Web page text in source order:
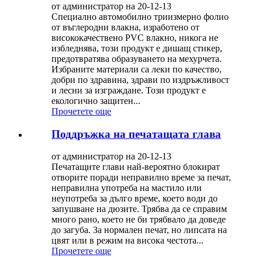
от администратор на 20-12-13
Специално автомобилно триизмерно фолио
от въглеродни влакна, изработено от
висококачествено PVC влакно, никога не
избледнява, този продукт е дишащ стикер,
предотвратява образуването на мехурчета.
Избраните материали са леки по качество,
добри по здравина, здрави по издръжливост
и лесни за изграждане. Този продукт е
екологично защитен...
Прочетете още
Поддръжка на печатащата глава
от администратор на 20-12-13
Печатащите глави най-вероятно блокират
отворите поради неправилно време за печат,
неправилна употреба на мастило или
неупотреба за дълго време, което води до
запушване на дюзите. Трябва да се справим
много рано, което не би трябвало да доведе
до загуба. За нормален печат, но липсата на
цвят или в режим на висока честота...
Прочетете още